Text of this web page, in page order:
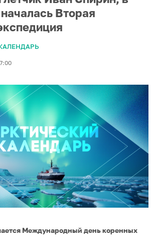
Вторая
Международный день коренных